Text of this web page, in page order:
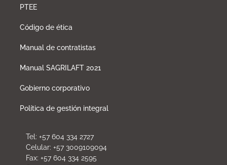
PTEE
Código de ética
Manual de contratistas
Manual SAGRILAFT 2021
Gobierno corporativo
Política de gestión integral
Tel: +57 604 334 2727
Celular: +57 3009109094
Fax: +57 604 334 2595